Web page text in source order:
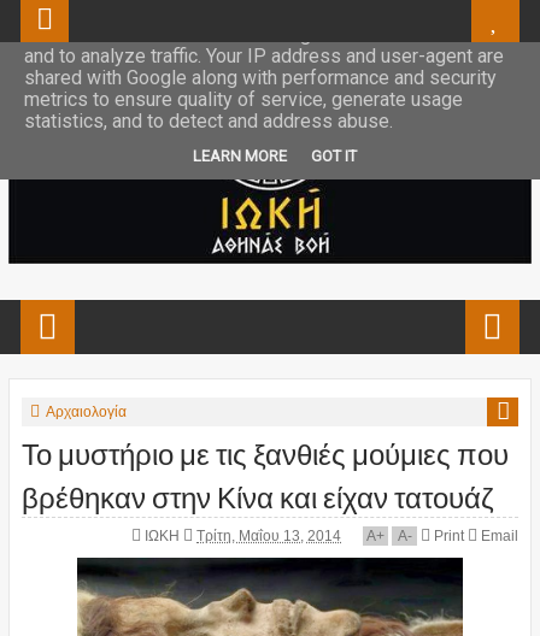
Αρχαιολογία
Το μυστήριο με τις ξανθιές μούμιες που
βρέθηκαν στην Κίνα και είχαν τατουάζ
ΙΩΚΗ Τρίτη, Μαΐου 13, 2014 A+ A- Print Email
This site uses cookies from Google to deliver its services
and to analyze traffic. Your IP address and user-agent are
shared with Google along with performance and security
metrics to ensure quality of service, generate usage
statistics, and to detect and address abuse.
LEARN MORE GOT IT